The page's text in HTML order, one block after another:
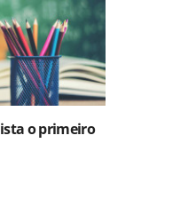
o primeiro